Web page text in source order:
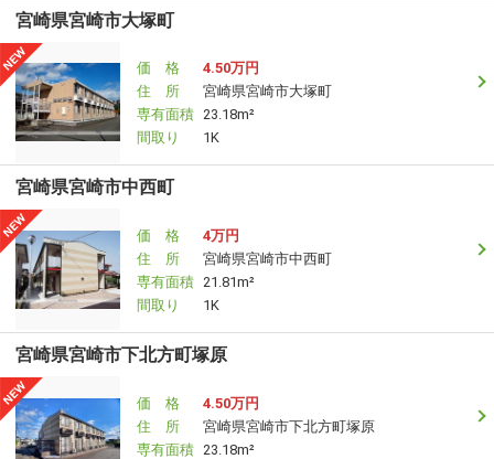
宮崎県宮崎市大塚町
価 格
4.50万円
住 所
宮崎県宮崎市大塚町
専有面積 23.18m²
間取り
1K
宮崎県宮崎市中西町
価 格
4万円
住 所
宮崎県宮崎市中西町
専有面積 21.81m²
間取り
1K
宮崎県宮崎市下北方町塚原
価 格
4.50万円
住 所
宮崎県宮崎市下北方町塚原
専有面積 23.18m²